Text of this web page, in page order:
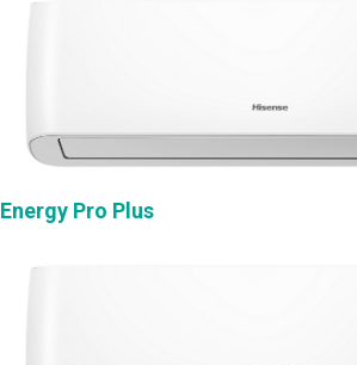
Energy Pro Plus